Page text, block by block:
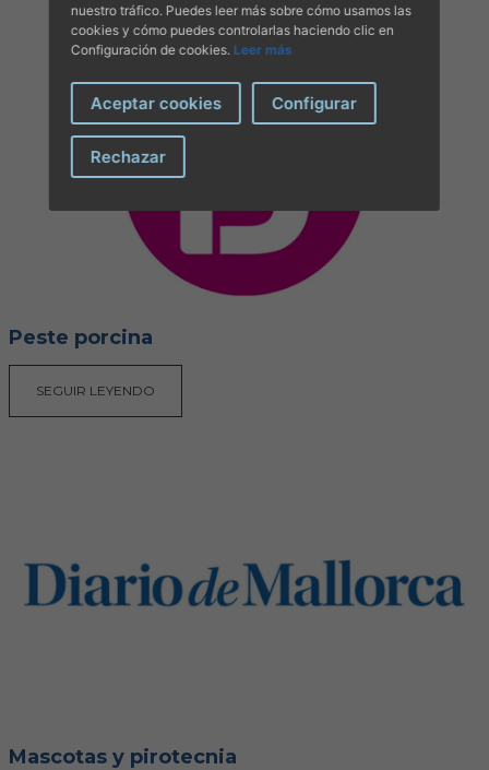
Peste porcina
SEGUIR LEYENDO
Mascotas y pirotecnia
nuestro tráfico. Puedes leer más sobre cómo usamos las
cookies y cómo puedes controlarlas haciendo clic en
Configuración de cookies. Leer más
Aceptar cookies Configurar
Rechazar